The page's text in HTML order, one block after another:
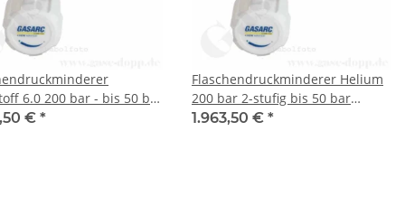
6.0 200 bar - bis 50 bar
- 2-stufig - Edelstahl -
€ *
Flaschendruckminderer Helium
200 bar 2-stufig bis 50 bar
regelbar - Anschluss DIN 477-1
1.963,50 € *